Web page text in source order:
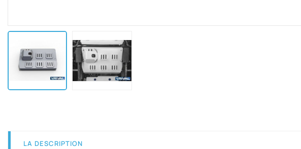
LA DESCRIPTION